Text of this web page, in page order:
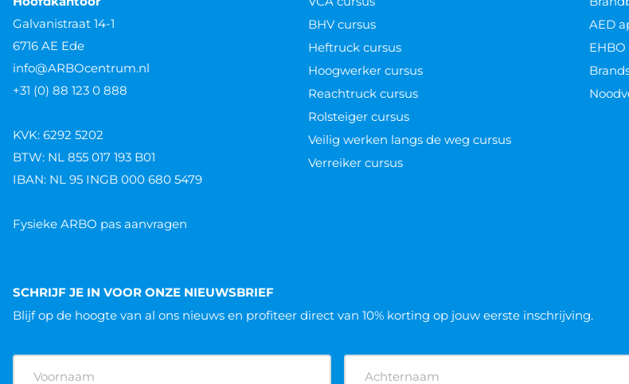
Galvanistraat 14-1
6716 AE Ede
info@ARBOcentrum.nl
+31 (0) 88 123 0 888
KVK: 6292 5202
BTW: NL 855 017 193 B01
IBAN: NL 95 INGB 000 680 5479
Fysieke ARBO pas aanvragen
BHV cursus
Heftruck cursus
Hoogwerker cursus
Reachtruck cursus
Rolsteiger cursus
Veilig werken langs de weg cursus
Verreiker cursus
AED
SCHRIJF JE IN VOOR ONZE NIEUWSBRIEF
Blijf op de hoogte van al ons nieuws en profiteer direct van 10% korting op jouw eerste inschrijving.